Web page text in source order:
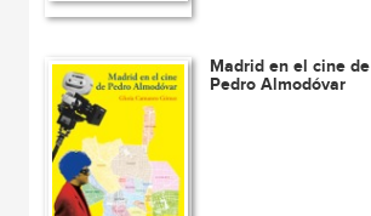
Madrid en el cine de
Pedro Almodóvar